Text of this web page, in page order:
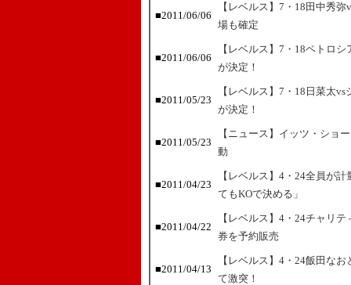
■2011/06/06
【レベルス】7・18田中秀
場も確定
■2011/06/06
【レベルス】7・18ペトロ
が決定！
■2011/05/23
【レベルス】7・18日菜太
が決定！
■2011/05/23
【ニュース】イッツ・ショ
動
■2011/04/23
【レベルス】4・24全員が
てもKOで決める」
■2011/04/22
【レベルス】4・24チャリ
券を予約販売
■2011/04/13
【レベルス】4・24飯田な
て激突！